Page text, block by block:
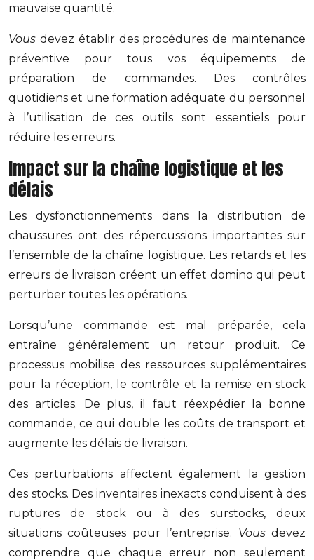
mauvaise quantité.
Vous devez établir des procédures de maintenance
préventive pour tous vos équipements de
préparation de commandes. Des contrôles
quotidiens et une formation adéquate du personnel
à l’utilisation de ces outils sont essentiels pour
réduire les erreurs.
Impact sur la chaîne logistique et les
délais
Les dysfonctionnements dans la distribution de
chaussures ont des répercussions importantes sur
l’ensemble de la chaîne logistique. Les retards et les
erreurs de livraison créent un effet domino qui peut
perturber toutes les opérations.
Lorsqu’une commande est mal préparée, cela
entraîne généralement un retour produit. Ce
processus mobilise des ressources supplémentaires
pour la réception, le contrôle et la remise en stock
des articles. De plus, il faut réexpédier la bonne
commande, ce qui double les coûts de transport et
augmente les délais de livraison.
Ces perturbations affectent également la gestion
des stocks. Des inventaires inexacts conduisent à des
ruptures de stock ou à des surstocks, deux
situations coûteuses pour l’entreprise. Vousdevez
comprendre que chaque erreur non seulement